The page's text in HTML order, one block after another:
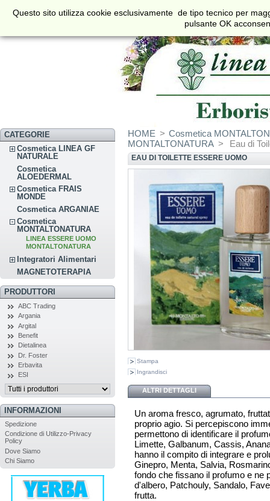
Valuta
CATEGORIE
Cosmetica LINEA GF
NATURALE
Cosmetica
ALOEDERMAL
Cosmetica FRAIS
MONDE
Cosmetica ARGANIAE
Cosmetica
MONTALTONATURA
LINEA ESSERE UOMO
MONTALTONATURA
Integratori Alimentari
MAGNETOTERAPIA
PRODUTTORI
ABC Trading
Argania
Argital
Benefit
Dietalinea
Dr. Foster
Erbavita
ESI
INFORMAZIONI
Spedizione
Condizione di Utilizzo-Privacy
Policy
Dove Siamo
Chi Siamo
HOME > Cosmetica
MONTALTONATURA > Eau di
EAU DI TOILETTE ESSERE UOMO
Stampa
Ingrandisci
ALTRI DETTAGLI
Un aroma fresco, agrumato,
proprio agio. Si percepiscono
permettono di identificare il
Limette, Galbanum, Cassis,
hanno il compito di integrare e
Ginepro, Menta, Salvia,
fondo che fissano il profumo e ne
d'albero, Patchouly, Sandalo,
frutta.
Questo sito utilizza cookie esclusivamente de tipo tecnico per
pulsante OK